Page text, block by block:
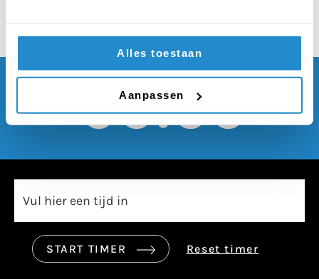
Alles toestaan
Aanpassen
00:00
START TIMER Reset timer